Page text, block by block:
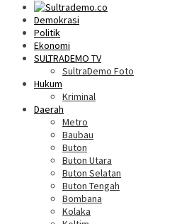
Demokrasi
Politik
Ekonomi
SULTRADEMO TV
SultraDemo Foto
Hukum
Kriminal
Daerah
Metro
Baubau
Buton
Buton Utara
Buton Selatan
Buton Tengah
Bombana
Kolaka